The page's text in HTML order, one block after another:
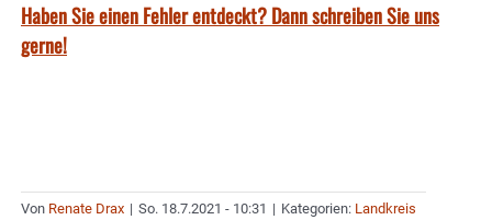
Haben Sie einen Fehler entdeckt? Dann schreiben Sie uns
gerne!
Von Renate Drax | So. 18.7.2021 - 10:31 | Kategorien: Landkreis